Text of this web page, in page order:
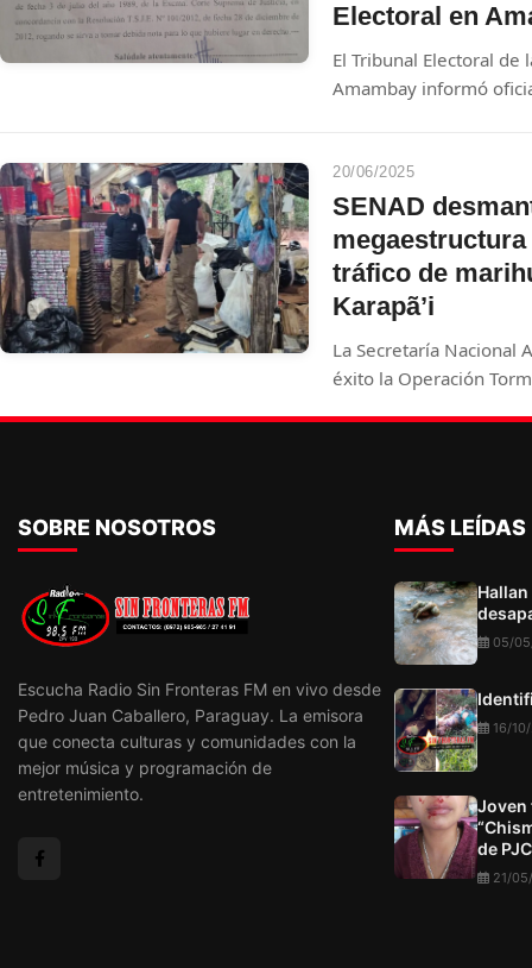
Electoral en
El Tribunal Electoral de
Amambay informó
el 1° de julio y el 31
20/06/2025
SENAD
tráfico de
Karapã’i
La Secretaría Nacional
éxito la Operación
SOBRE NOSOTROS
Escucha Radio Sin Fronteras FM en vivo desde
Pedro Juan Caballero, Paraguay. La emisora
que conecta culturas y comunidades con la
mejor música y programación de
entretenimiento.
MÁS LEÍDAS
05/
16/
Joven
de PJC
21/